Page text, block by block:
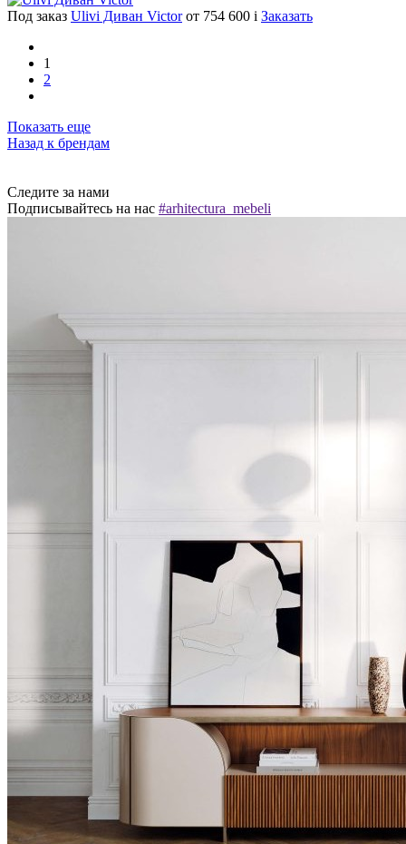
Под заказ Ulivi Диван Victor от 754 600 i Заказать
1
2
Показать еще
Назад к брендам
Следите за нами
Подписывайтесь на нас #arhitectura_mebeli